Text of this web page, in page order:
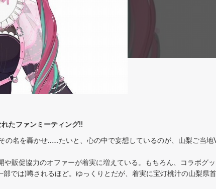
たファンミーティング!!
名を轟かせ……たいと、心の中で妄想しているのが、山梨ご当地
販促協力のオファーが着実に増えている。もちろん、コラボグッ
では)噂されるほど。ゆっくりとだが、着実に宝灯桃汁の山梨県首